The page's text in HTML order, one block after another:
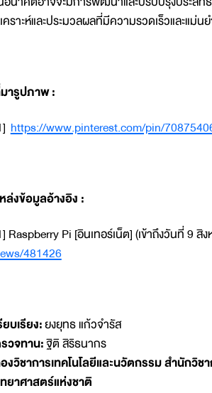
คราะห์และประมวลผลที่มีความรวดเร็วและแม่น
ารูปภาพ :
https://www.pinterest.com/pin/
ล่งข้อมูลอ้างอิง :
Raspberry Pi [อินเทอร์เน็ต] (เข้าถึงวันที่ 9 สิ
481426
ยบเรียง:ยงยุทธ แก้วจำรัส
วจทาน:ฐิติ สิริธนากร
งวิชาการเทคโนโลยีและนวัตกรรม สำ
ยาศาสตร์แห่งชาติ